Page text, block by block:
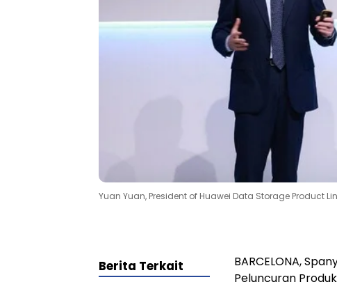
Yuan Yuan, President of Huawei Data Storage Product
BARCELONA,
Peluncuran
Berita Terkait